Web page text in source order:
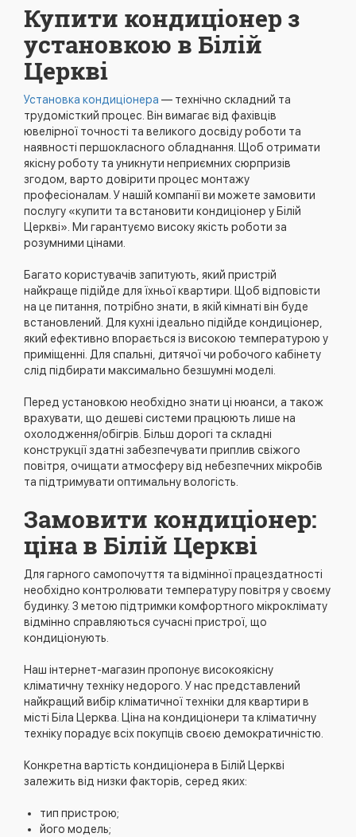
Купити кондиціонер з
установкою в Білій
Церкві
Установка кондиціонера — технічно складний та
трудомісткий процес. Він вимагає від фахівців
ювелірної точності та великого досвіду роботи та
наявності першокласного обладнання. Щоб отримати
якісну роботу та уникнути неприємних сюрпризів
згодом, варто довірити процес монтажу
професіоналам. У нашій компанії ви можете замовити
послугу «купити та встановити кондиціонер у Білій
Церкві». Ми гарантуємо високу якість роботи за
розумними цінами.
Багато користувачів запитують, який пристрій
найкраще підійде для їхньої квартири. Щоб відповісти
на це питання, потрібно знати, в якій кімнаті він буде
встановлений. Для кухні ідеально підійде кондиціонер,
який ефективно впорається із високою температурою у
приміщенні. Для спальні, дитячої чи робочого кабінету
слід підбирати максимально безшумні моделі.
Перед установкою необхідно знати ці нюанси, а також
врахувати, що дешеві системи працюють лише на
охолодження/обігрів. Більш дорогі та складні
конструкції здатні забезпечувати приплив свіжого
повітря, очищати атмосферу від небезпечних мікробів
та підтримувати оптимальну вологість.
Замовити кондиціонер:
ціна в Білій Церкві
Для гарного самопочуття та відмінної працездатності
необхідно контролювати температуру повітря у своєму
будинку. З метою підтримки комфортного мікроклімату
відмінно справляються сучасні пристрої, що
кондиціонують.
Наш інтернет-магазин пропонує високоякісну
кліматичну техніку недорого. У нас представлений
найкращий вибір кліматичної техніки для квартири в
місті Біла Церква. Ціна на кондиціонери та кліматичну
техніку порадує всіх покупців своєю демократичністю.
Конкретна вартість кондиціонера в Білій Церкві
залежить від низки факторів, серед яких:
тип пристрою;
його модель;